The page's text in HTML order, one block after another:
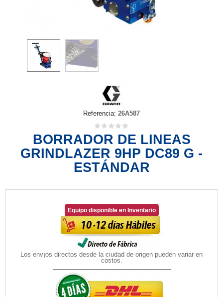
Referencia: 26A587
BORRADOR DE LINEAS
GRINDLAZER 9HP DC89 G -
ESTÁNDAR
Equipo disponible en Inventario
Los env¡os directos desde la ciudad de origen pueden variar en
costos.